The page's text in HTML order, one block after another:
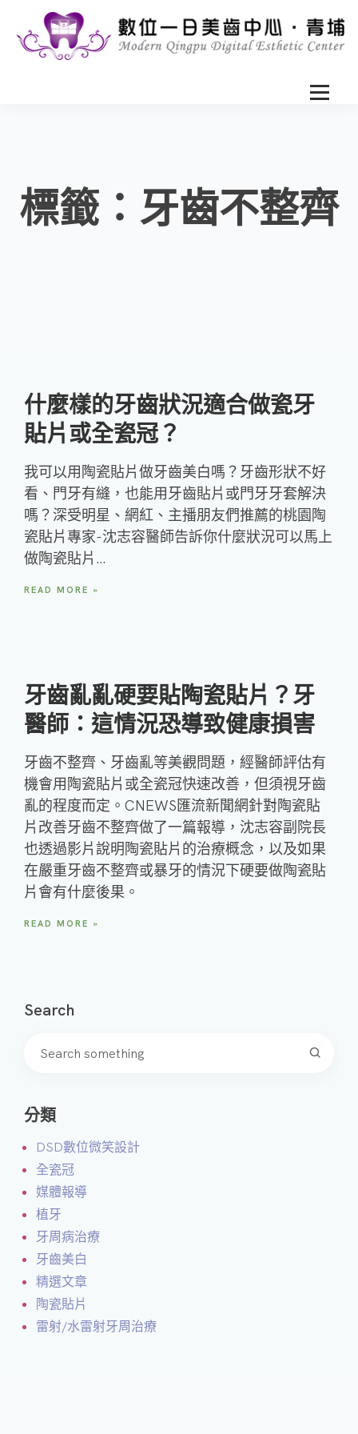
標籤：牙齒不整齊
什麼樣的牙齒狀況適合做瓷牙
貼片或全瓷冠？
我可以用陶瓷貼片做牙齒美白嗎？牙齒形狀不好
看、門牙有縫，也能用牙齒貼片或門牙牙套解決
嗎？深受明星、網紅、主播朋友們推薦的桃園陶
瓷貼片專家-沈志容醫師告訴你什麼狀況可以馬上
做陶瓷貼片…
READ MORE »
牙齒亂亂硬要貼陶瓷貼片？牙
醫師：這情況恐導致健康損害
牙齒不整齊、牙齒亂等美觀問題，經醫師評估有
機會用陶瓷貼片或全瓷冠快速改善，但須視牙齒
亂的程度而定。CNEWS匯流新聞網針對陶瓷貼
片改善牙齒不整齊做了一篇報導，沈志容副院長
也透過影片說明陶瓷貼片的治療概念，以及如果
在嚴重牙齒不整齊或暴牙的情況下硬要做陶瓷貼
片會有什麼後果。
READ MORE »
Search
分類
DSD數位微笑設計
全瓷冠
媒體報導
植牙
牙周病治療
牙齒美白
精選文章
陶瓷貼片
雷射/水雷射牙周治療